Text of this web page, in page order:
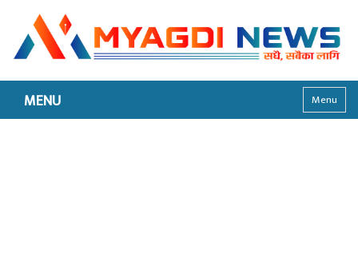
MENU Menu